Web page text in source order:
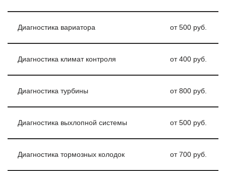
Диагностика вариатора от 500 руб.
Диагностика климат контроля от 400 руб.
Диагностика турбины от 800 руб.
Диагностика выхлопной системы от 500 руб.
Диагностика тормозных колодок от 700 руб.